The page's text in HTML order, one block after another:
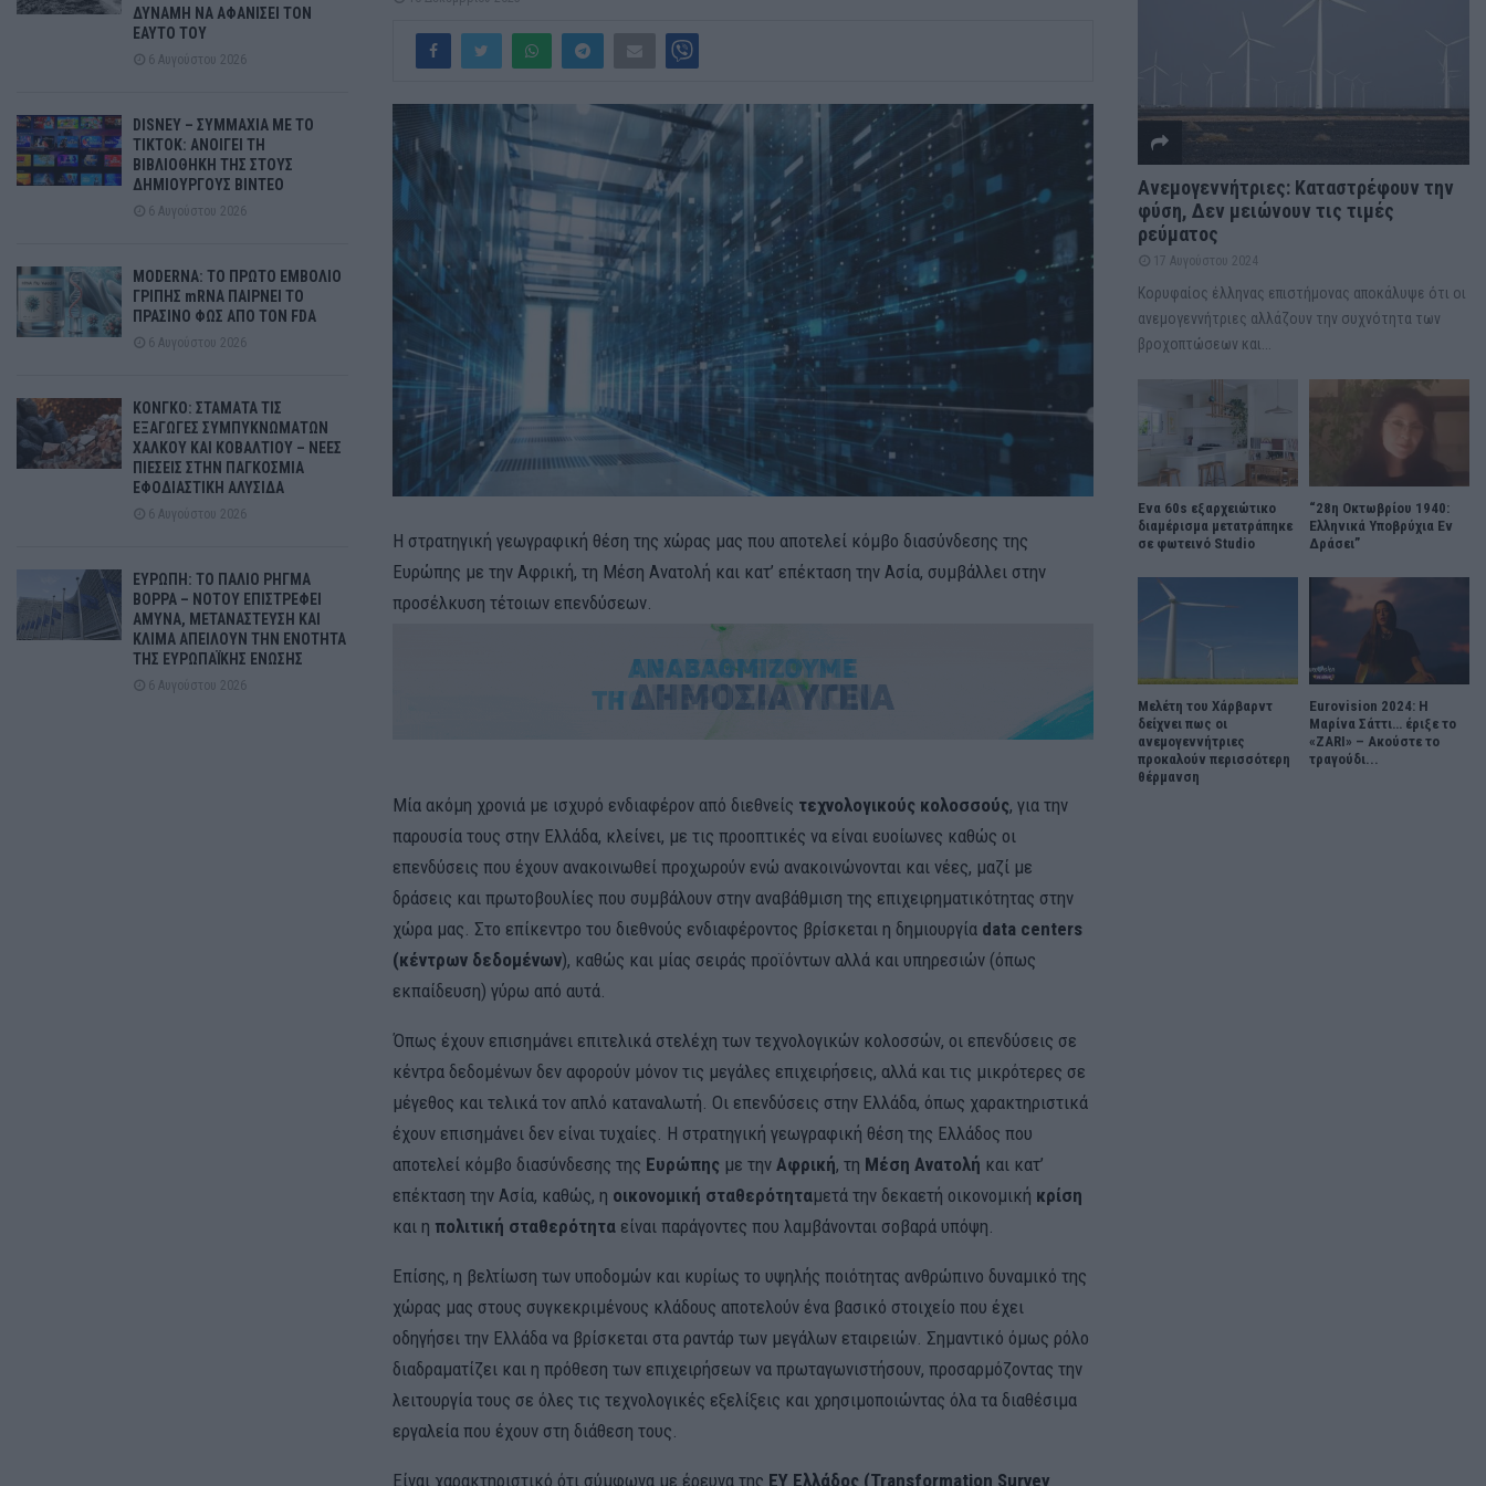
Η στρατηγική γεωγραφική θέση της xώρας μας που αποτελεί κόμβο διασύνδεσης της
Ευρώπης με την Αφρική, τη Μέση Ανατολή και κατ’ επέκταση την Ασία, συμβάλλει στην
προσέλκυση τέτοιων επενδύσεων.
Mία ακόμη χρονιά με ισχυρό ενδιαφέρον από διεθνείς τεχνολογικούς κολοσσούς, για την
παρουσία τους στην Ελλάδα, κλείνει, με τις προοπτικές να είναι ευοίωνες καθώς οι
επενδύσεις που έχουν ανακοινωθεί προχωρούν ενώ ανακοινώνονται και νέες, μαζί με
δράσεις και πρωτοβουλίες που συμβάλουν στην αναβάθμιση της επιχειρηματικότητας στην
χώρα μας. Στο επίκεντρο του διεθνούς ενδιαφέροντος βρίσκεται η δημιουργία data centers
(κέντρων δεδομένων), καθώς και μίας σειράς προϊόντων αλλά και υπηρεσιών (όπως
εκπαίδευση) γύρω από αυτά.
Όπως έχουν επισημάνει επιτελικά στελέχη των τεχνολογικών κολοσσών, οι επενδύσεις σε
κέντρα δεδομένων δεν αφορούν μόνον τις μεγάλες επιχειρήσεις, αλλά και τις μικρότερες σε
μέγεθος και τελικά τον απλό καταναλωτή. Οι επενδύσεις στην Ελλάδα, όπως χαρακτηριστικά
έχουν επισημάνει δεν είναι τυχαίες. Η στρατηγική γεωγραφική θέση της Ελλάδος που
αποτελεί κόμβο διασύνδεσης της Ευρώπης με την Αφρική, τη Μέση Ανατολή και κατ’
επέκταση την Ασία, καθώς, η οικονομική σταθερότηταμετά την δεκαετή οικονομική κρίση
και η πολιτική σταθερότητα είναι παράγοντες που λαμβάνονται σοβαρά υπόψη.
Επίσης, η βελτίωση των υποδομών και κυρίως το υψηλής ποιότητας ανθρώπινο δυναμικό της
χώρας μας στους συγκεκριμένους κλάδους αποτελούν ένα βασικό στοιχείο που έχει
οδηγήσει την Ελλάδα να βρίσκεται στα ραντάρ των μεγάλων εταιρειών. Σημαντικό όμως ρόλο
διαδραματίζει και η πρόθεση των επιχειρήσεων να πρωταγωνιστήσουν, προσαρμόζοντας την
λειτουργία τους σε όλες τις τεχνολογικές εξελίξεις και χρησιμοποιώντας όλα τα διαθέσιμα
εργαλεία που έχουν στη διάθεση τους.
Είναι χαρακτηριστικό ότι σύμφωνα με έρευνα της ΕΥ Ελλάδος (Transformation Survey
ΔΥΝΑΜΗ ΝΑ ΑΦΑΝΙΣΕΙ ΤΟΝ
ΕΑΥΤΟ ΤΟΥ
6 Αυγούστου 2026
DISNEY – ΣΥΜΜΑΧΙΑ ΜΕ ΤΟ
TIKTOK: ΑΝΟΙΓΕΙ ΤΗ
ΒΙΒΛΙΟΘΗΚΗ ΤΗΣ ΣΤΟΥΣ
ΔΗΜΙΟΥΡΓΟΥΣ ΒΙΝΤΕΟ
6 Αυγούστου 2026
MODERNA: ΤΟ ΠΡΩΤΟ ΕΜΒΟΛΙΟ
ΓΡΙΠΗΣ mRNA ΠΑΙΡΝΕΙ ΤΟ
ΠΡΑΣΙΝΟ ΦΩΣ ΑΠΟ ΤΟΝ FDA
6 Αυγούστου 2026
ΚΟΝΓΚΟ: ΣΤΑΜΑΤΑ ΤΙΣ
ΕΞΑΓΩΓΕΣ ΣΥΜΠΥΚΝΩΜΑΤΩΝ
ΧΑΛΚΟΥ ΚΑΙ ΚΟΒΑΛΤΙΟΥ – ΝΕΕΣ
ΠΙΕΣΕΙΣ ΣΤΗΝ ΠΑΓΚΟΣΜΙΑ
ΕΦΟΔΙΑΣΤΙΚΗ ΑΛΥΣΙΔΑ
6 Αυγούστου 2026
ΕΥΡΩΠΗ: ΤΟ ΠΑΛΙΟ ΡΗΓΜΑ
ΒΟΡΡΑ – ΝΟΤΟΥ ΕΠΙΣΤΡΕΦΕΙ
ΑΜΥΝΑ, ΜΕΤΑΝΑΣΤΕΥΣΗ ΚΑΙ
ΚΛΙΜΑ ΑΠΕΙΛΟΥΝ ΤΗΝ ΕΝΟΤΗΤΑ
ΤΗΣ ΕΥΡΩΠΑΪΚΗΣ ΕΝΩΣΗΣ
6 Αυγούστου 2026
Ανεμογεννήτριες: Καταστρέφουν την
φύση, Δεν μειώνουν τις τιμές
ρεύματος
17 Αυγούστου 2024
Κορυφαίος έλληνας επιστήμονας αποκάλυψε ότι οι
ανεμογεννήτριες αλλάζουν την συχνότητα των
βροχοπτώσεων και...
Ένα 60s εξαρχειώτικο
διαμέρισμα μετατράπηκε
σε φωτεινό Studio
“28η Οκτωβρίου 1940:
Ελληνικά Υποβρύχια Εν
Δράσει”
Μελέτη του Χάρβαρντ
δείχνει πως οι
ανεμογεννήτριες
προκαλούν περισσότερη
θέρμανση
Eurovision 2024: Η
Μαρίνα Σάττι… έριξε το
«ZARI» – Ακούστε το
τραγούδι...